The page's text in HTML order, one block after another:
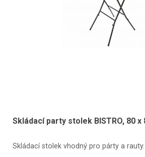
Skládací party stolek BISTRO, 80 x
Skládací stolek vhodný pro párty a rauty.